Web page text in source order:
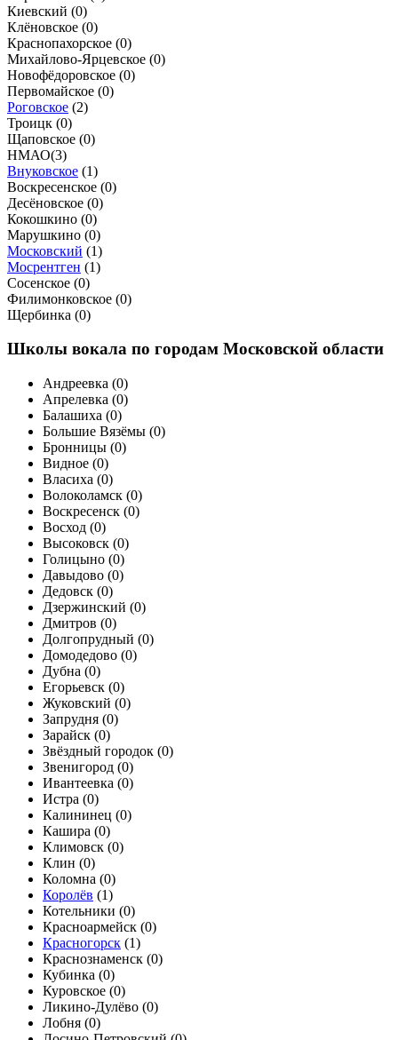
Киевский (0)
Клёновское (0)
Краснопахорское (0)
Михайлово-Ярцевское (0)
Новофёдоровское (0)
Первомайское (0)
Роговское (2)
Троицк (0)
Щаповское (0)
НМАО(3)
Внуковское (1)
Воскресенское (0)
Десёновское (0)
Кокошкино (0)
Марушкино (0)
Московский (1)
Мосрентген (1)
Сосенское (0)
Филимонковское (0)
Щербинка (0)
Школы вокала по городам Московской области
Андреевка (0)
Апрелевка (0)
Балашиха (0)
Большие Вязёмы (0)
Бронницы (0)
Видное (0)
Власиха (0)
Волоколамск (0)
Воскресенск (0)
Восход (0)
Высоковск (0)
Голицыно (0)
Давыдово (0)
Дедовск (0)
Дзержинский (0)
Дмитров (0)
Долгопрудный (0)
Домодедово (0)
Дубна (0)
Егорьевск (0)
Жуковский (0)
Запрудня (0)
Зарайск (0)
Звёздный городок (0)
Звенигород (0)
Ивантеевка (0)
Истра (0)
Калининец (0)
Кашира (0)
Климовск (0)
Клин (0)
Коломна (0)
Королёв (1)
Котельники (0)
Красноармейск (0)
Красногорск (1)
Краснознаменск (0)
Кубинка (0)
Куровское (0)
Ликино-Дулёво (0)
Лобня (0)